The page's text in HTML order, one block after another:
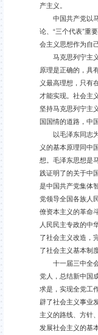
产主义。
中国共产党以马
论、“三个代表”重
会主义思想作为自
马克思列宁主义
原理是正确的，具
义最高理想，只有
才能实现。社会主
坚持马克思列宁主
国国情的道路，中
以毛泽东同志为
义的基本原理同中
想。毛泽东思想是
践证明了的关于中
是中国共产党集体
党领导全国各族人
僚资本主义的革命
人民民主专政的中
了社会主义改造，
了社会主义基本制
十一届三中全会
党人，总结新中国
求是，实现全党工
辟了社会主义事业
主义的路线、方针
发展社会主义的基